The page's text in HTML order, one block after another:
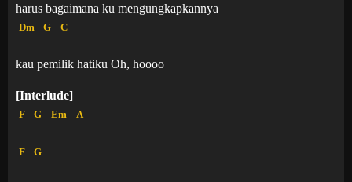
harus bagaimana ku mengungkapkannya
Dm G C
kau pemilik hatiku Oh, hoooo
[Interlude]
F G Em A
F G